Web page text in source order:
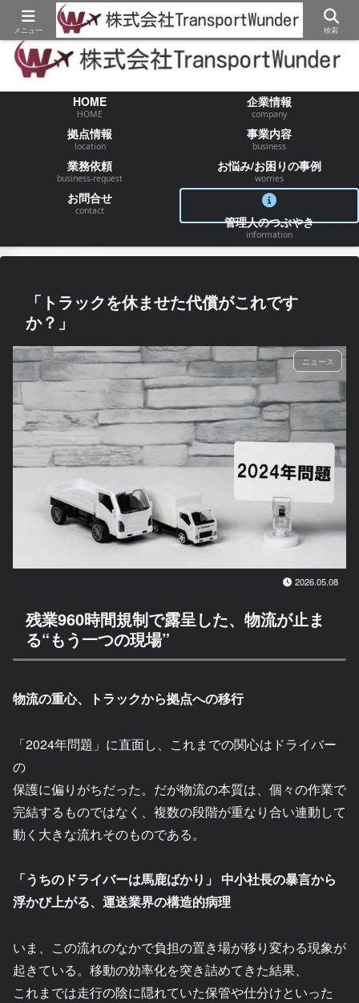
【物流/運送/配送】でお困りの事が御座いましたらお気軽にご相談ください
HOME
HOME
企業情報
company
拠点情報
location
事業内容
business
業務依頼
business-request
お悩み/お困りの事例
worries
お問合せ
contact
管理人のつぶやき
information
「トラックを休ませた代償がこれです
か？」
ニュース
2026.05.08
残業960時間規制で露呈した、物流が止ま
る“もう一つの現場”
物流の重心、トラックから拠点への移行
「2024年問題」に直面し、これまでの関心はドライバー
の
保護に偏りがちだった。だが物流の本質は、個々の作業で
完結するものではなく、複数の段階が重なり合い連動して
動く大きな流れそのものである。
「うちのドライバーは馬鹿ばかり」 中小社長の暴言から
浮かび上がる、運送業界の構造的病理
いま、この流れのなかで負担の置き場が移り変わる現象が
起きている。移動の効率化を突き詰めてきた結果、
これまでは走行の陰に隠れていた保管や仕分けといった
メニュー 検索